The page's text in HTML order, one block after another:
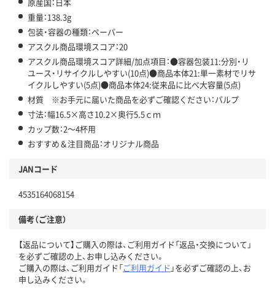
重量：138.3g
包装・容器の種類：ペーパー
アスクル商品環境スコア：20
アスクル商品環境スコア詳細/加点項目：●容器包装11:分別・リ
ユース・リサイクルしやすい(10点)●商品本体21:単一素材でリサ
イクルしやすい(5点)●商品本体24:従来品に比べ大容量(5点)
材質 ※お手元に届いた商品を必ずご確認ください：パルプ
寸法：幅16.5×高さ10.2×奥行5.5ｃｍ
カップ数：2～4杯用
おすすめ＆注目商品：オリジナル商品
JANコード
4535164068154
備考（ご注意）
【返品について】ご購入の際は、ご利用ガイド「返品・交換について」
を必ずご確認の上、お申し込みください。
ご購入の際は、ご利用ガイド「ご利用ガイド 」を必ずご確認の上、お
申し込みください。